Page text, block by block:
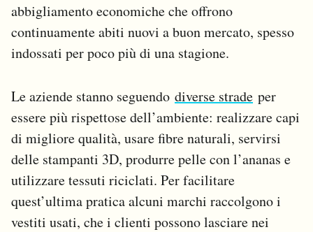
abbigliamento economiche che offrono
continuamente abiti nuovi a buon mercato, spesso
indossati per poco più di una stagione.
Le aziende stanno seguendo diverse strade per
essere più rispettose dell’ambiente: realizzare capi
di migliore qualità, usare fibre naturali, servirsi
delle stampanti 3D, produrre pelle con l’ananas e
utilizzare tessuti riciclati. Per facilitare
quest’ultima pratica alcuni marchi raccolgono i
vestiti usati, che i clienti possono lasciare nei